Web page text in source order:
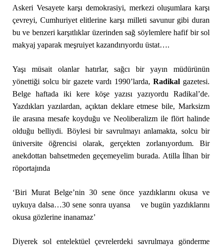
Askeri Vesayete karşı demokrasiyi, merkezi oluşumlara karşı
çevreyi, Cumhuriyet elitlerine karşı milleti savunur gibi duran
bu ve benzeri karşıtlıklar üzerinden sağ söylemlere hafif bir sol
makyaj yaparak meşruiyet kazandırıyordu üstat….
Yaşı müsait olanlar hatırlar, sağcı bir yayın müdürünün
yönettiği solcu bir gazete vardı 1990’larda,Radikal gazetesi.
Belge haftada iki kere köşe yazısı yazıyordu Radikal’de.
Yazdıkları yazılardan, açıktan deklare etmese bile, Marksizm
ile arasına mesafe koyduğu ve Neoliberalizm ile flört halinde
olduğu belliydi. Böylesi bir savrulmayı anlamakta, solcu bir
üniversite öğrencisi olarak, gerçekten zorlanıyordum. Bir
anekdottan bahsetmeden geçemeyelim burada. Atilla İlhan bir
röportajında
‘Biri Murat Belge’nin 30 sene önce yazdıklarını okusa ve
uykuya dalsa…30 sene sonra uyansa ve bugün yazdıklarını
okusa gözlerine inanamaz’
Diyerek sol entelektüel çevrelerdeki savrulmaya gönderme